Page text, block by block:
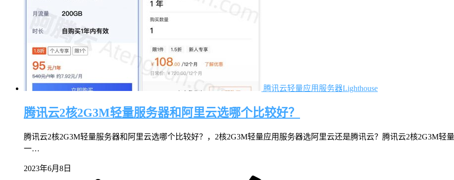
腾讯云轻量应用服务器Lighthouse
腾讯云2核2G3M轻量服务器和阿里云选哪个比较好？
腾讯云2核2G3M轻量服务器和阿里云选哪个比较好？，2核2G3M轻量应用服务器选阿里云还是腾讯云？腾讯云2核2G3M轻
一…
2023年6月8日